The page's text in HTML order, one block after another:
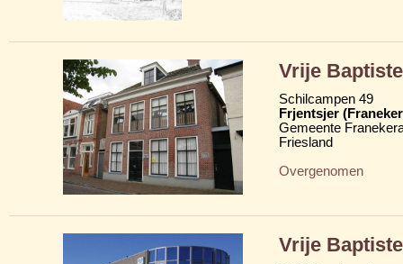
Vrije
Schilcampen 49
Frjentsjer
Gemeente
Friesland
Overgenomen
Vrije